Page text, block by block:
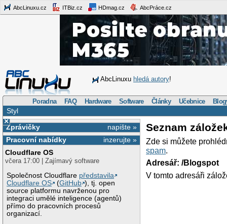
AbcLinuxu.cz ITBiz.cz HDmag.cz AbcPráce.cz
AbcLinuxu hledá autory!
Poradna FAQ Hardware Software Články Učebnice
Styl
×
napište »
Zprávičky
inzerujte »
Pracovní nabídky
Cloudflare OS
včera 17:00 | Zajímavý software
Společnost Cloudflare představila
Cloudflare OS
(GitHub ), tj. open
source platformu navrženou pro
integraci umělé inteligence (agentů)
přímo do pracovních procesů
organizací.
Seznam
Zde si můžete
spam.
Adresář: /Blogspot
V tomto adresáři